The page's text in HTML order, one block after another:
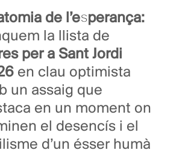
de l’esperança:
la llista de
per a Sant Jordi
en clau optimista
un assaig que
en un moment on
el desencís i el
d’un ésser humà